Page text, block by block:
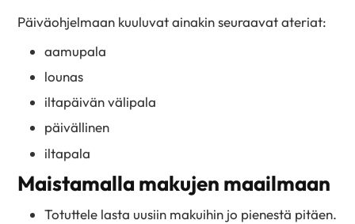
Päiväohjelmaan kuuluvat ainakin seuraavat ateriat:
aamupala
lounas
iltapäivän välipala
päivällinen
iltapala
Maistamalla makujen maailmaan
Totuttele lasta uusiin makuihin jo pienestä pitäen.